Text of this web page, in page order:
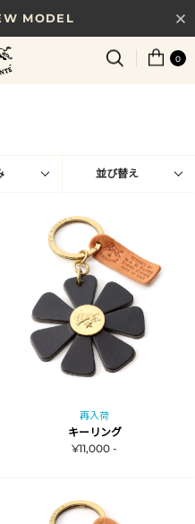
MODEL
円以上で送料無料
、新しいギフトガイド
LEATHER
0
並び替え
再入荷
キーリング
¥11,000 -